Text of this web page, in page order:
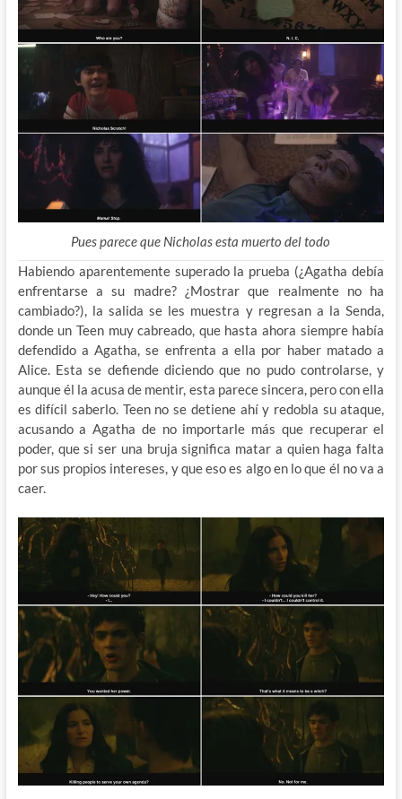
Pues parece que Nicholas esta muerto del todo
Habiendo aparentemente superado la prueba (¿Agatha debía
enfrentarse a su madre? ¿Mostrar que realmente no ha
cambiado?), la salida se les muestra y regresan a la Senda,
donde un Teen muy cabreado, que hasta ahora siempre había
defendido a Agatha, se enfrenta a ella por haber matado a
Alice. Esta se defiende diciendo que no pudo controlarse, y
aunque él la acusa de mentir, esta parece sincera, pero con ella
es difícil saberlo. Teen no se detiene ahí y redobla su ataque,
acusando a Agatha de no importarle más que recuperar el
poder, que si ser una bruja significa matar a quien haga falta
por sus propios intereses, y que eso es algo en lo que él no va a
caer.